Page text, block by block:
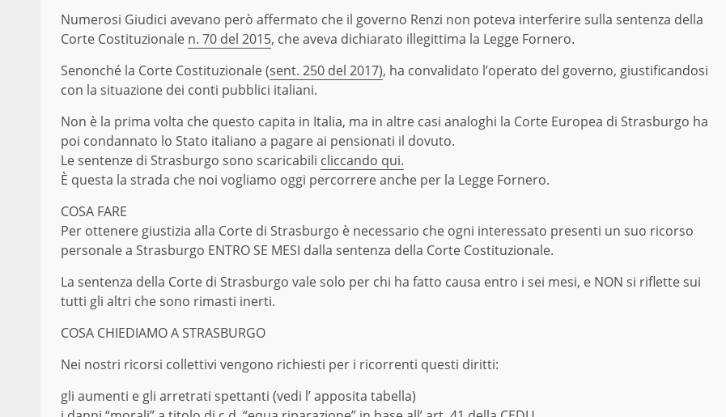
Numerosi Giudici avevano però affermato che il governo Renzi non poteva interferire sulla sentenza della
Corte Costituzionale n. 70 del 2015, che aveva dichiarato illegittima la Legge Fornero.
Senonché la Corte Costituzionale (sent. 250 del 2017), ha convalidato l’operato del governo, giustificandosi
con la situazione dei conti pubblici italiani.
Non è la prima volta che questo capita in Italia, ma in altre casi analoghi la Corte Europea di Strasburgo ha
poi condannato lo Stato italiano a pagare ai pensionati il dovuto.
Le sentenze di Strasburgo sono scaricabili cliccando qui.
È questa la strada che noi vogliamo oggi percorrere anche per la Legge Fornero.
COSA FARE
Per ottenere giustizia alla Corte di Strasburgo è necessario che ogni interessato presenti un suo ricorso
personale a Strasburgo ENTRO SE MESI dalla sentenza della Corte Costituzionale.
La sentenza della Corte di Strasburgo vale solo per chi ha fatto causa entro i sei mesi, e NON si riflette sui
tutti gli altri che sono rimasti inerti.
COSA CHIEDIAMO A STRASBURGO
Nei nostri ricorsi collettivi vengono richiesti per i ricorrenti questi diritti:
gli aumenti e gli arretrati spettanti (vedi l’ apposita tabella)